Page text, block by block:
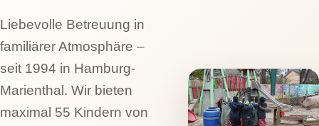
Liebevolle Betreuung in
familiärer Atmosphäre –
seit 1994 in Hamburg-
Marienthal. Wir bieten
maximal 55 Kindern von